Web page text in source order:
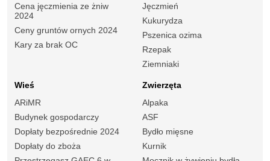
Cena jęczmienia ze żniw
2024
Ceny gruntów ornych 2024
Kary za brak OC
Jęczmień
Kukurydza
Pszenica ozima
Rzepak
Ziemniaki
Wieś
ARiMR
Budynek gospodarczy
Dopłaty bezpośrednie 2024
Dopłaty do zboża
Zwierzęta
Alpaka
ASF
Bydło mięsne
Kurnik